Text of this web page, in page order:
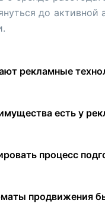
до активной
рекламные
есть у
процесс
продвижения